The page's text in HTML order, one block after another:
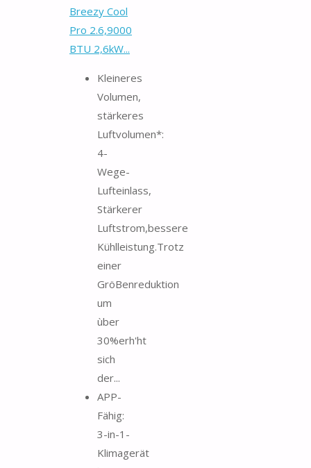
Breezy Cool
Pro 2.6,9000
BTU 2,6kW...
Kleineres
Volumen,
stärkeres
Luftvolumen*:
4-
Wege-
Lufteinlass,
Stärkerer
Luftstrom,bessere
Kühlleistung.Trotz
einer
GröBenreduktion
um
ùber
30%erh'ht
sich
der...
APP-
Fähig:
3-in-1-
Klimagerät